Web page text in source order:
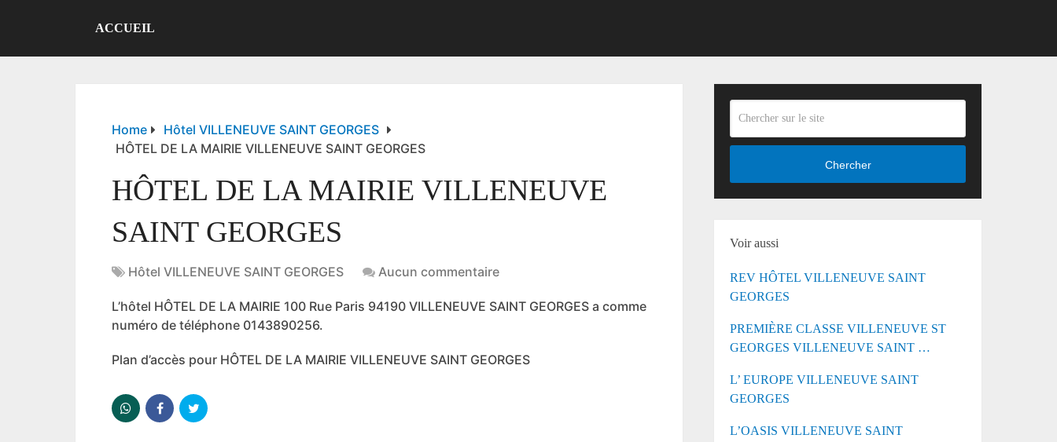
ACCUEIL
Home
Hôtel VILLENEUVE SAINT GEORGES
HÔTEL DE LA MAIRIE VILLENEUVE SAINT GEORGES
HÔTEL DE LA MAIRIE VILLENEUVE
SAINT GEORGES
Hôtel VILLENEUVE SAINT GEORGES Aucun commentaire
L’hôtel HÔTEL DE LA MAIRIE 100 Rue Paris 94190 VILLENEUVE SAINT GEORGES a comme
numéro de téléphone 0143890256.
Plan d’accès pour HÔTEL DE LA MAIRIE VILLENEUVE SAINT GEORGES
Chercher
Voir aussi
REV HÔTEL VILLENEUVE SAINT
GEORGES
PREMIÈRE CLASSE VILLENEUVE ST
GEORGES VILLENEUVE SAINT …
L’ EUROPE VILLENEUVE SAINT
GEORGES
L’OASIS VILLENEUVE SAINT